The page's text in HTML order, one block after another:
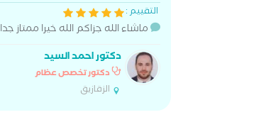
التقييم :
ماشاء الله جزاكم الله خيرا ممتاز جدا
دكتور احمد السيد
دكتور تخصص عظام
الزقازيق